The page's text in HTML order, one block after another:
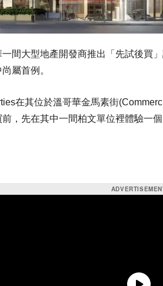
一間大型地產開發商推出「先試後買
屬首例。
在其位於溫哥華金馬素街
，先在其中一間柏文單位裡體驗一個